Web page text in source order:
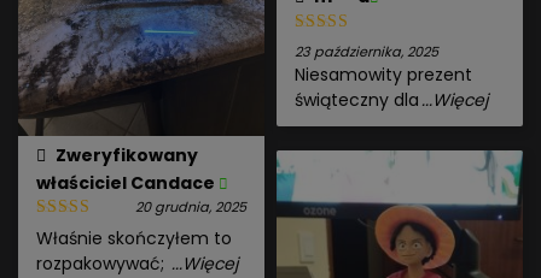
Zweryfikowany
właściciel Candace
20 grudnia, 2025
Właśnie skończyłem to
rozpakowywać; ...Więcej
23 października, 2025
Niesamowity prezent
świąteczny dla ...Więcej